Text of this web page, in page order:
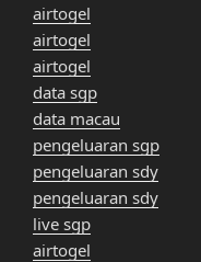
airtogel
airtogel
airtogel
data sgp
data macau
pengeluaran sgp
pengeluaran sdy
pengeluaran sdy
live sgp
airtogel